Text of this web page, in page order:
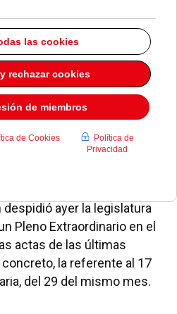
ayer la legislatura
Pleno Extraordinario en el
actas de las últimas
la referente al 17
del 29 del mismo mes.